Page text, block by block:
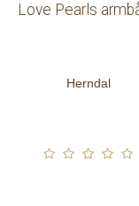
Love Pearls
Herndal